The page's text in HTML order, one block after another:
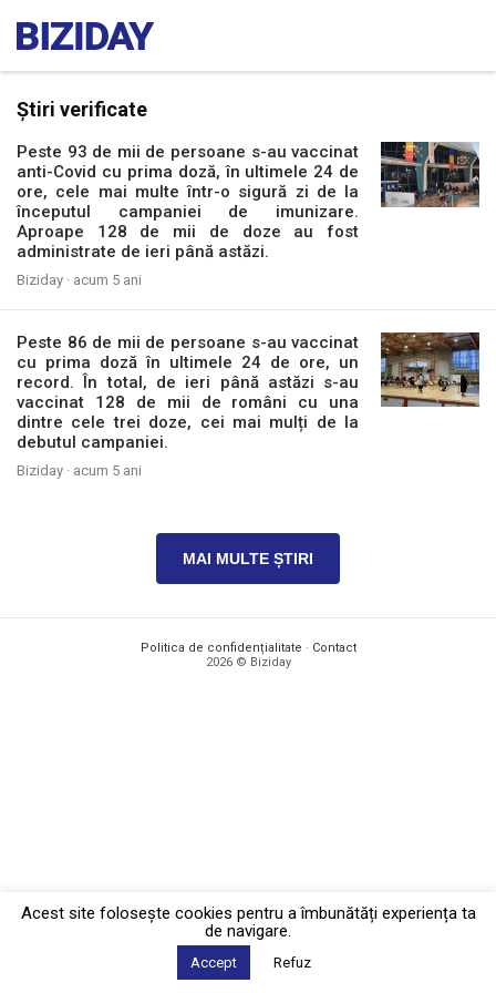
Știri verificate
Peste 93 de mii de persoane s-au vaccinat
anti-Covid cu prima doză, în ultimele 24 de
ore, cele mai multe într-o sigură zi de la
începutul campaniei de imunizare.
Aproape 128 de mii de doze au fost
administrate de ieri până astăzi.
Biziday · acum 5 ani
Peste 86 de mii de persoane s-au vaccinat
cu prima doză în ultimele 24 de ore, un
record. În total, de ieri până astăzi s-au
vaccinat 128 de mii de români cu una
dintre cele trei doze, cei mai mulți de la
debutul campaniei.
Biziday · acum 5 ani
MAI MULTE ȘTIRI
Politica de confidențialitate · Contact
2026 © Biziday
Acest site foloseşte cookies pentru a îmbunătăți experiența ta
de navigare.
Accept Refuz